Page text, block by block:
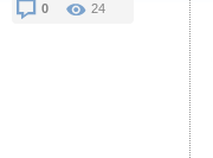
0 24